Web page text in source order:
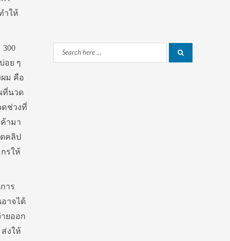
ำให้
อย ๆ
ม คือ
ที่นวด
ช่วงที่
ามา
คลิป
รให้
าร
าจได้
ยออก
งให้
Search